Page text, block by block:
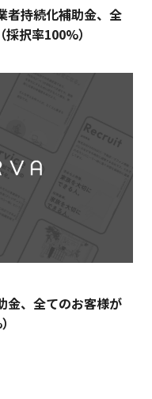
者持続化補助金、全
択率100%）
金、全てのお客様が